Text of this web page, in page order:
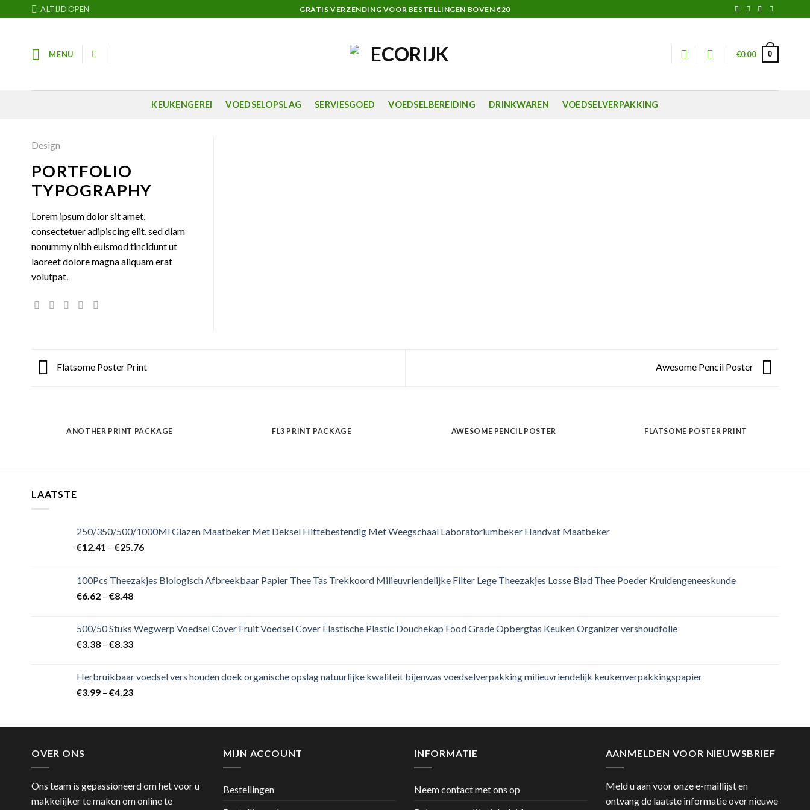
to
ALTIJD OPEN GRATIS VERZENDING VOOR BESTELLINGEN BOVEN €20
MENU €0.00 0
KEUKENGEREI VOEDSELOPSLAG SERVIESGOED VOEDSELBEREIDING DRINKWAREN VOEDSELVERPAKKING
Design
PORTFOLIO
TYPOGRAPHY
Lorem ipsum dolor sit amet,
consectetuer adipiscing elit, sed diam
nonummy nibh euismod tincidunt ut
laoreet dolore magna aliquam erat
volutpat.
Flatsome Poster Print Awesome Pencil Poster
ANOTHER PRINT PACKAGE FL3 PRINT PACKAGE AWESOME PENCIL POSTER FLATSOME POSTER PRINT
LAATSTE
250/350/500/1000Ml Glazen Maatbeker Met Deksel Hittebestendig Met Weegschaal Laboratoriumbeker Handvat Maatbeker
€12.41 – €25.76
100Pcs Theezakjes Biologisch Afbreekbaar Papier Thee Tas Trekkoord Milieuvriendelijke Filter Lege Theezakjes Losse Blad Thee Poeder Kruidengeneeskunde
€6.62 – €8.48
500/50 Stuks Wegwerp Voedsel Cover Fruit Voedsel Cover Elastische Plastic Douchekap Food Grade Opbergtas Keuken Organizer vershoudfolie
€3.38 – €8.33
Herbruikbaar voedsel vers houden doek organische opslag natuurlijke kwaliteit bijenwas voedselverpakking milieuvriendelijk keukenverpakkingspapier
€3.99 – €4.23
OVER ONS
Ons team is gepassioneerd om het voor u
makkelijker te maken om online te
MIJN ACCOUNT
Bestellingen
INFORMATIE
Neem contact met ons op
AANMELDEN VOOR NIEUWSBRIEF
Meld u aan voor onze e-maillijst en
ontvang de laatste informatie over nieuwe